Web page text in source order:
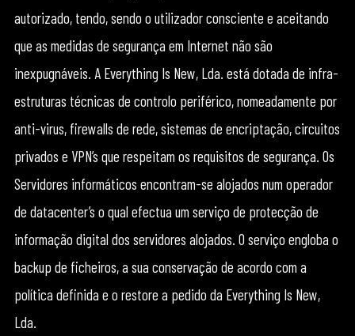
autorizado, tendo, sendo o utilizador consciente e aceitando
que as medidas de segurança em Internet não são
inexpugnáveis. A Everything Is New, Lda. está dotada de infra-
estruturas técnicas de controlo periférico, nomeadamente por
anti-virus, firewalls de rede, sistemas de encriptação, circuitos
privados e VPN’s que respeitam os requisitos de segurança. Os
Servidores informáticos encontram-se alojados num operador
de datacenter’s o qual efectua um serviço de protecção de
informação digital dos servidores alojados. O serviço engloba o
backup de ficheiros, a sua conservação de acordo com a
política definida e o restore a pedido da Everything Is New,
Lda.